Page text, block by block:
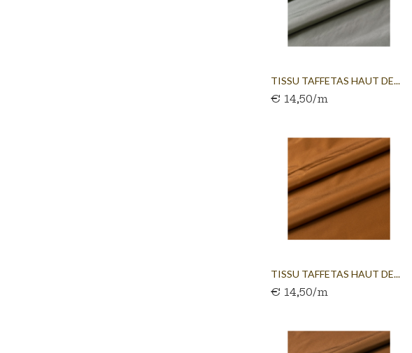
TISSU TAFFETAS HAUT DE...
€ 14,50/m
TISSU TAFFETAS HAUT DE...
€ 14,50/m